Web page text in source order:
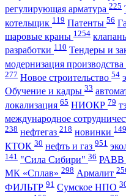
регулирующая арматура 225
котельщик 119 Патенты 56
шаровые краны 1254
разработки 110 Тендеры и
модернизация производства
277 Новое строительство 54
Обучение и кадры 33
локализация 65 НИОКР 79
международное
238 нефтегаз 218 новинки 149
КТОК 30 нефть и газ 951
141 "Сила Сибири" 36 РАВВ
МК «Сплав» 298 Армалит
ФИЛЬТР 91 Сумское НПО